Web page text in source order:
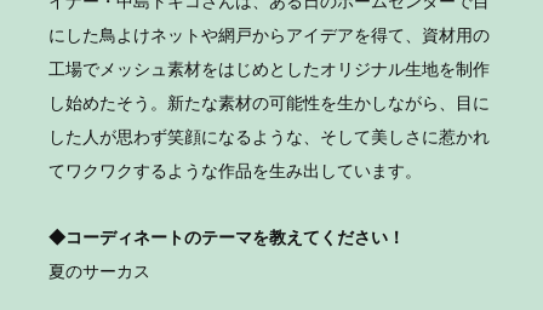
にした鳥よけネットや網戸からアイデアを得て、資材用の
工場でメッシュ素材をはじめとしたオリジナル生地を制作
し始めたそう。新たな素材の可能性を生かしながら、目に
した人が思わず笑顔になるような、そして美しさに惹かれ
てワクワクするような作品を生み出しています。
◆コーディネートのテーマを教えてください！
夏のサーカス